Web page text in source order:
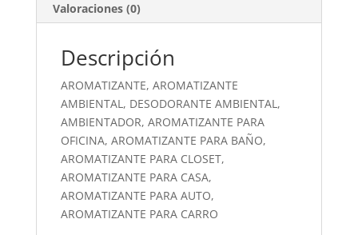
Valoraciones (0)
Descripción
AROMATIZANTE, AROMATIZANTE
AMBIENTAL, DESODORANTE AMBIENTAL,
AMBIENTADOR, AROMATIZANTE PARA
OFICINA, AROMATIZANTE PARA BAÑO,
AROMATIZANTE PARA CLOSET,
AROMATIZANTE PARA CASA,
AROMATIZANTE PARA AUTO,
AROMATIZANTE PARA CARRO